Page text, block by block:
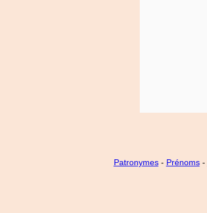
Patronymes- Prénoms-